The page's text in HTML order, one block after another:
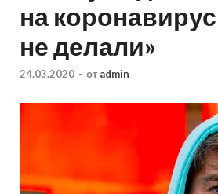
на коронавирус
не делали»
24.03.2020 - от admin